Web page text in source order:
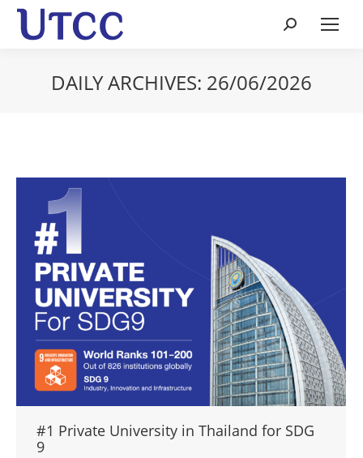
Search:
DAILY ARCHIVES: 26/06/2026
#1 Private University in Thailand for SDG
9